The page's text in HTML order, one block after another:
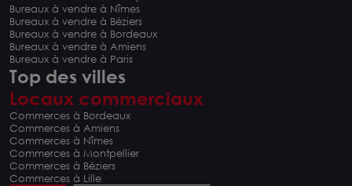
Bureaux à vendre à Nîmes
Bureaux à vendre à Béziers
Bureaux à vendre à Bordeaux
Bureaux à vendre à Amiens
Bureaux à vendre à Paris
Top des villes
Locaux commerciaux
Commerces à Bordeaux
Commerces à Amiens
Commerces à Nîmes
Commerces à Montpellier
Commerces à Béziers
Commerces à Lille